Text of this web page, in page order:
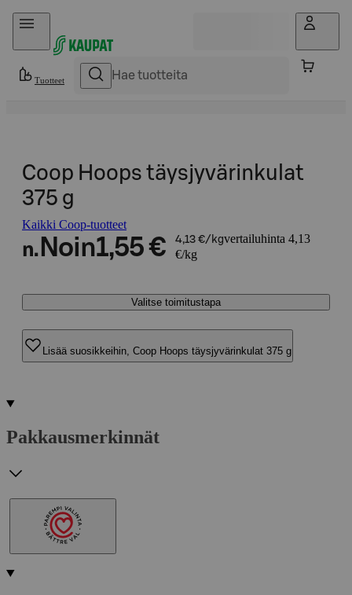
Hyppää sisältöön
Tuotteet
Coop Hoops täysjyvärinkulat
375 g
Kaikki Coop-tuotteet
n. Noin1,55 € 4,13 €/kgvertailuhinta 4,13
€/kg
Valitse toimitustapa
Lisää suosikkeihin, Coop Hoops täysjyvärinkulat 375 g
Pakkausmerkinnät